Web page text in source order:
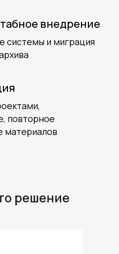
внедрение
системы и миграция
повторное
материалов
решение